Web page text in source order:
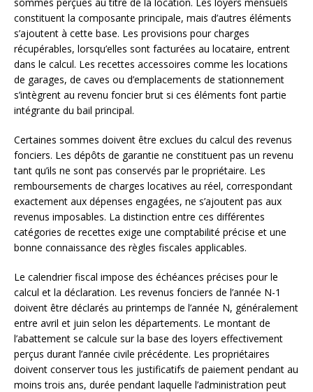
constituent la composante principale, mais d’autres éléments
s’ajoutent à cette base. Les provisions pour charges
récupérables, lorsqu’elles sont facturées au locataire, entrent
dans le calcul. Les recettes accessoires comme les locations
de garages, de caves ou d’emplacements de stationnement
s’intègrent au revenu foncier brut si ces éléments font partie
intégrante du bail principal.
Certaines sommes doivent être exclues du calcul des revenus
fonciers. Les dépôts de garantie ne constituent pas un revenu
tant qu’ils ne sont pas conservés par le propriétaire. Les
remboursements de charges locatives au réel, correspondant
exactement aux dépenses engagées, ne s’ajoutent pas aux
revenus imposables. La distinction entre ces différentes
catégories de recettes exige une comptabilité précise et une
bonne connaissance des règles fiscales applicables.
Le calendrier fiscal impose des échéances précises pour le
calcul et la déclaration. Les revenus fonciers de l’année N-1
doivent être déclarés au printemps de l’année N, généralement
entre avril et juin selon les départements. Le montant de
l’abattement se calcule sur la base des loyers effectivement
perçus durant l’année civile précédente. Les propriétaires
doivent conserver tous les justificatifs de paiement pendant au
moins trois ans, durée pendant laquelle l’administration peut